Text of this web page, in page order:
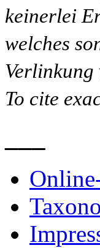
keinerlei
welches
Verlinkung
To cite